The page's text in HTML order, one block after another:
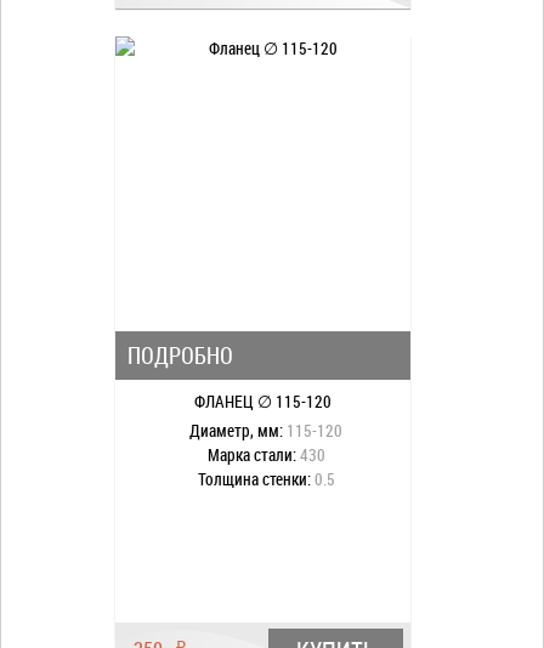
ПОДРОБНО
ФЛАНЕЦ ∅ 115-120
Диаметр, мм: 115-120
Марка стали:430
Толщина стенки:0.5